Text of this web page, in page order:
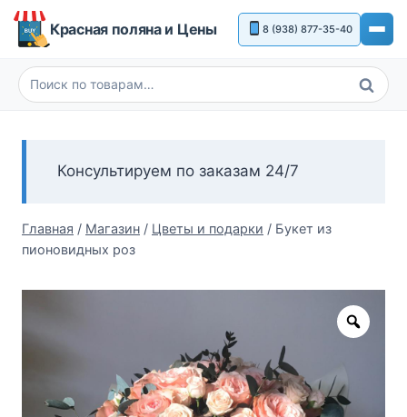
Перейти
Красная поляна и Цены 8 (938) 877-35-40
Искать:
Поиск
Консультируем по заказам 24/7
Главная / Магазин / Цветы и подарки / Букет из
пионовидных роз
Zoom